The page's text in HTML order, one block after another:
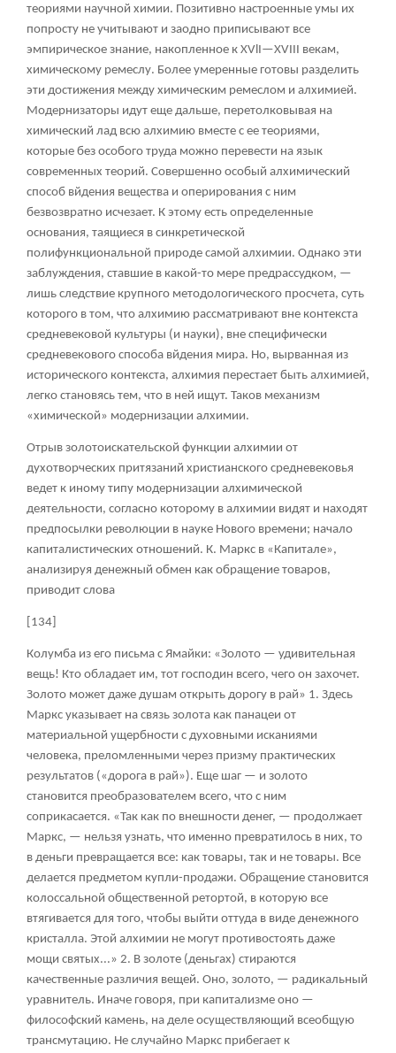
теориями научной химии. Позитивно настроенные умы их
попросту не учитывают и заодно приписывают все
эмпирическое знание, накопленное к XVlI—XVIII векам,
химическому ремеслу. Более умеренные готовы разделить
эти достижения между химическим ремеслом и алхимией.
Модернизаторы идут еще дальше, перетолковывая на
химический лад всю алхимию вместе с ее теориями,
которые без особого труда можно перевести на язык
современных теорий. Совершенно особый алхимический
способ вйдения вещества и оперирования с ним
безвозвратно исчезает. К этому есть определенные
основания, таящиеся в синкретической
полифункциональной природе самой алхимии. Однако эти
заблуждения, ставшие в какой-то мере предрассудком, —
лишь следствие крупного методологического просчета, суть
которого в том, что алхимию рассматривают вне контекста
средневековой культуры (и науки), вне специфически
средневекового способа вйдения мира. Но, вырванная из
исторического контекста, алхимия перестает быть алхимией,
легко становясь тем, что в ней ищут. Таков механизм
«химической» модернизации алхимии.
Отрыв золотоискательской функции алхимии от
духотворческих притязаний христианского средневековья
ведет к иному типу модернизации алхимической
деятельности, согласно которому в алхимии видят и находят
предпосылки революции в науке Нового времени; начало
капиталистических отношений. К. Маркс в «Капитале»,
анализируя денежный обмен как обращение товаров,
приводит слова
[134]
Колумба из его письма с Ямайки: «Золото — удивительная
вещь! Кто обладает им, тот господин всего, чего он захочет.
Золото может даже душам открыть дорогу в рай» 1. Здесь
Маркс указывает на связь золота как панацеи от
материальной ущербности с духовными исканиями
человека, преломленными через призму практических
результатов («дорога в рай»). Еще шаг — и золото
становится преобразователем всего, что с ним
соприкасается. «Так как по внешности денег, — продолжает
Маркс, — нельзя узнать, что именно превратилось в них, то
в деньги превращается все: как товары, так и не товары. Все
делается предметом купли-продажи. Обращение становится
колоссальной общественной ретортой, в которую все
втягивается для того, чтобы выйти оттуда в виде денежного
кристалла. Этой алхимии не могут противостоять даже
мощи святых...» 2. В золоте (деньгах) стираются
качественные различия вещей. Оно, золото, — радикальный
уравнитель. Иначе говоря, при капитализме оно —
философский камень, на деле осуществляющий всеобщую
трансмутацию. Не случайно Маркс прибегает к